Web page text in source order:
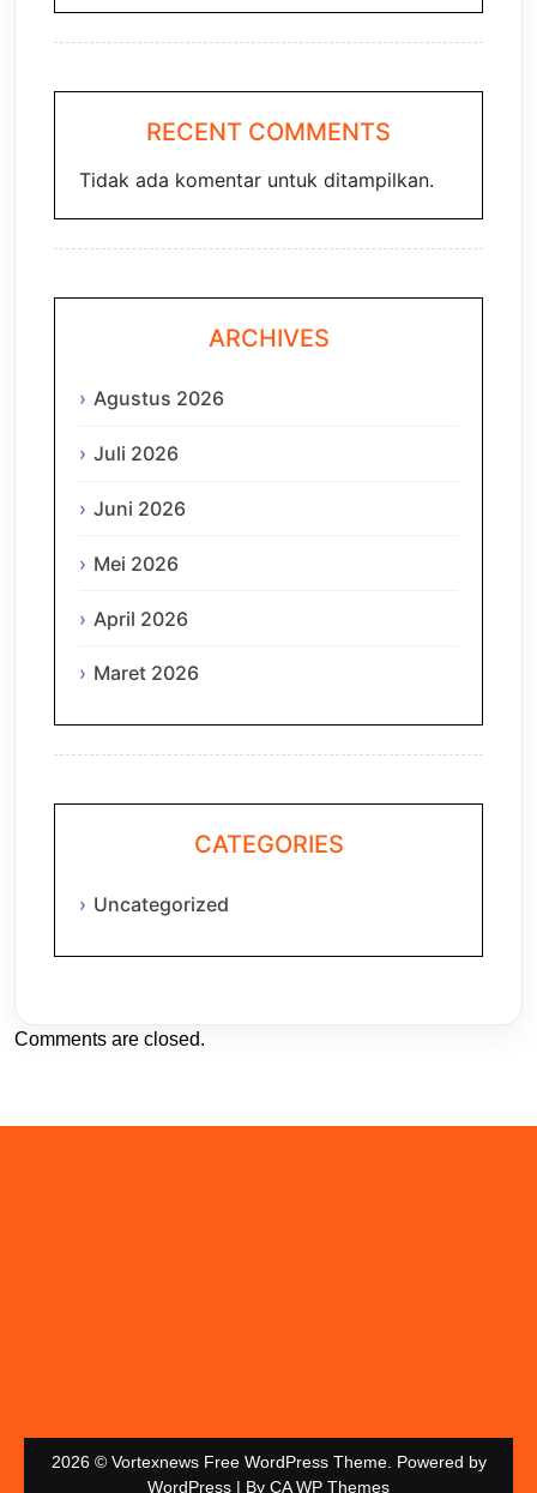
RECENT COMMENTS
Tidak ada komentar untuk ditampilkan.
ARCHIVES
Agustus 2026
Juli 2026
Juni 2026
Mei 2026
April 2026
Maret 2026
CATEGORIES
Uncategorized
Comments are closed.
2026 © Vortexnews Free WordPress Theme. Powered by
WordPress | By CA WP Themes